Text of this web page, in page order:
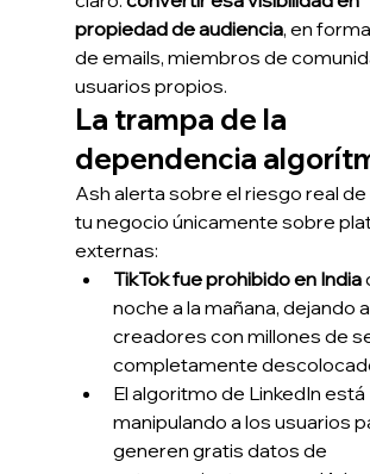
propiedad de audiencia, en
de emails, miembros de
usuarios propios.
La trampa de la
dependencia
Ash alerta sobre el riesgo real
tu negocio únicamente sobre
externas:
TikTok fue prohibido en India
noche a la mañana, dejando
creadores con millones de
completamente
El algoritmo de LinkedIn está
manipulando a los usuarios
generen gratis datos de